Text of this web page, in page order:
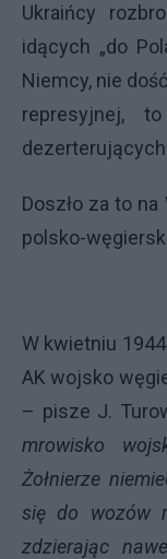
Ukraińcy
idących „do
Niemcy, nie
represyjnej,
Doszło za to na
polsko-
W kwietniu
AK wojsko
– pisze J.
mrowisko
Żołnierze
się do wozów
zdzierając